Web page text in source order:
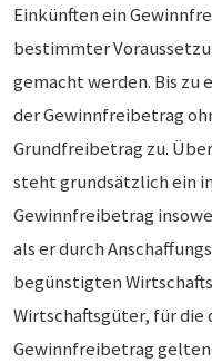
Einkünften ein
bestimmter
gemacht werden. Bis zu
der Gewinnfreibetrag
Grundfreibetrag zu.
steht grundsätzlich ein
Gewinnfreibetrag
als er durch
begünstigten
Wirtschaftsgüter, für
Gewinnfreibetrag